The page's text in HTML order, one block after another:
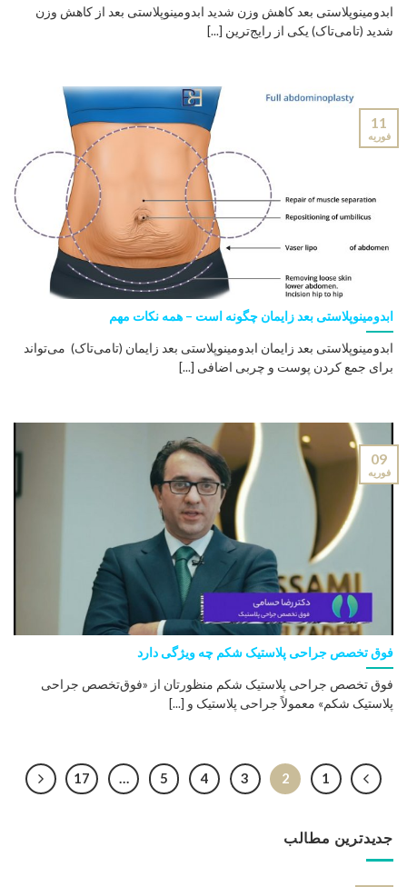
ابدومینوپلاستی بعد کاهش وزن شدید ابدومینوپلاستی بعد از کاهش وزن
شدید (تامی‌تاک) یکی از رایج‌ترین [...]
ابدومینوپلاستی بعد زایمان چگونه است – همه نکات مهم
ابدومینوپلاستی بعد زایمان ابدومینوپلاستی بعد زایمان (تامی‌تاک) می‌تواند
برای جمع کردن پوست و چربی اضافی [...]
11
فوریه
فوق تخصص جراحی پلاستیک شکم چه ویژگی دارد
فوق تخصص جراحی پلاستیک شکم منظورتان از «فوق‌تخصص جراحی
پلاستیک شکم» معمولاً جراحی پلاستیک و [...]
09
فوریه
1
2
3
4
5
…
17
جدیدترین مطالب